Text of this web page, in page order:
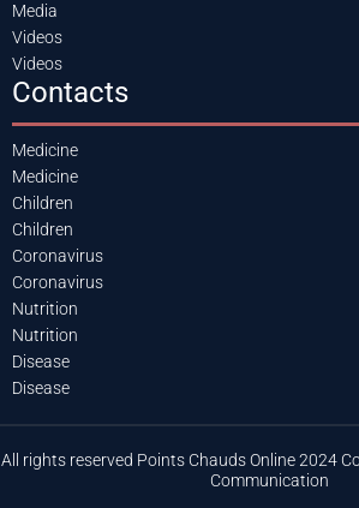
Media
Videos
Videos
Contacts
Medicine
Medicine
Children
Children
Coronavirus
Coronavirus
Nutrition
Nutrition
Disease
Disease
All rights reserved Points Chauds Online 2024
Communication